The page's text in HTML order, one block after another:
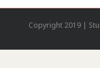
Copyright 2019 |